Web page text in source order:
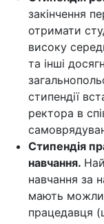
закінчення
отримати
високу
та інші
стипендії
ректора в
Стипендія
навчання.
навчання за
мають
працедавця